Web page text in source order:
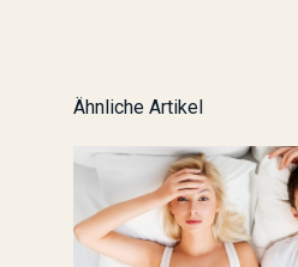
Ähnliche Artikel